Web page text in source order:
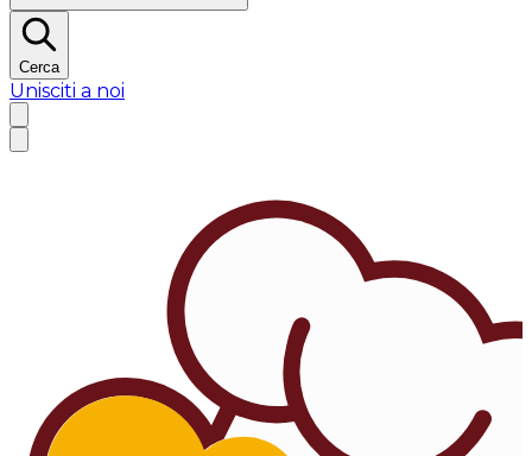
Cerca
Unisciti a noi